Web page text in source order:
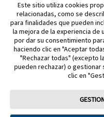
CONTÁCTANOS
MANTENTE EN CONTACTO
Este sitio utiliza cookies
relacionadas, como se
para finalidades que pueden
la mejora de la experiencia de
por dar su consentimiento
haciendo clic en "Aceptar
"Rechazar todas" (excepto
pueden rechazar) o
clic en